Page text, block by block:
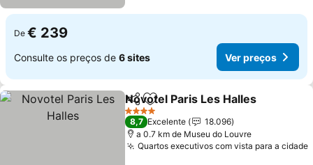
De € 239
Consulte os preços de 6 sites Ver preços
PartilharAdicionar aos favoritos
Novotel Paris Les Halles
4 Estrelas
8,7 Excelente
18.096
a 0.7 km de Museu do Louvre
Quartos executivos com vista para a cidade